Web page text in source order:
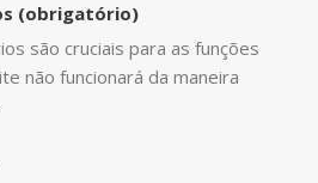
(obrigatório)
são cruciais para as funções
não funcionará da maneira